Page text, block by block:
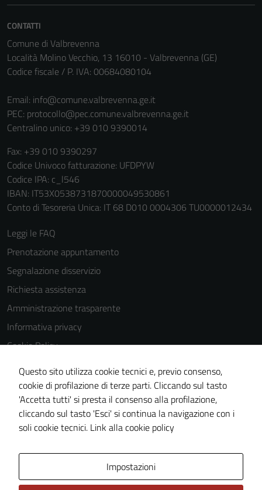
CONTATTI
Comune di Valbrevenna
Località Molino Vecchio, 13 16010 - Valbrevenna (GE)
Codice fiscale / P. IVA: 00684080104
Email: info@comune.valbrevenna.ge.it
PEC: protocollo@pec.comune.valbrevenna.ge.it
Centralino unico: +39 010 9390014
Fax: +39 010 9390297
Codice Univoco fatturazione: UFDPYW
Codice IPA: c_l546
IBAN: IT53X0538731870000049530861
Conto di Tesoreria Unica: IT 68 D010 0004306 TU0000012434
Leggi le FAQ
Prenotazione appuntamento
Segnalazione disservizio
Richiesta assistenza
Amministrazione trasparente
Informativa privacy
Cookie Policy
Note legali
Dichiarazione di accessibilità
Whistleblowing
Piano di miglioramento del sito
Questo sito utilizza cookie tecnici e, previo consenso,
cookie di profilazione di terze parti. Cliccando sul tasto
'Accetta tutti' si presta il consenso alla profilazione,
cliccando sul tasto 'Esci' si continua la navigazione con i
soli cookie tecnici. Link alla cookie policy
Impostazioni
Questi cookie
Questi cookie
sono
servizi esterni
Cookie policy
estesa per i
cookies può
navigazione e
la fruizione
delle
funzionalità
del sito.
Experience
In order for